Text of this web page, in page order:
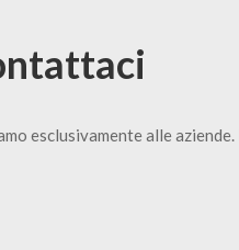
esclusivamente alle